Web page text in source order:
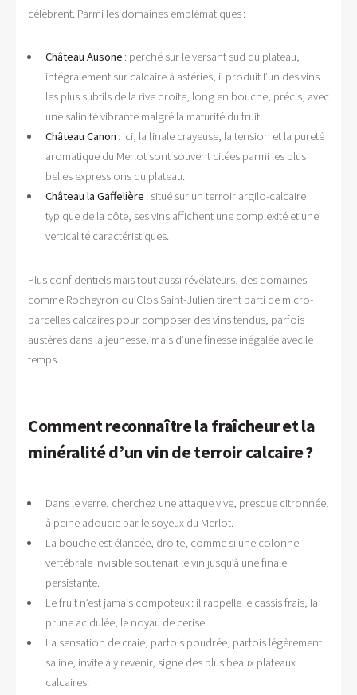
célèbrent. Parmi les domaines emblématiques :
Château Ausone : perché sur le versant sud du plateau,
intégralement sur calcaire à astéries, il produit l’un des vins
les plus subtils de la rive droite, long en bouche, précis, avec
une salinité vibrante malgré la maturité du fruit.
Château Canon : ici, la finale crayeuse, la tension et la pureté
aromatique du Merlot sont souvent citées parmi les plus
belles expressions du plateau.
Château la Gaffelière : situé sur un terroir argilo-calcaire
typique de la côte, ses vins affichent une complexité et une
verticalité caractéristiques.
Plus confidentiels mais tout aussi révélateurs, des domaines
comme Rocheyron ou Clos Saint-Julien tirent parti de micro-
parcelles calcaires pour composer des vins tendus, parfois
austères dans la jeunesse, mais d’une finesse inégalée avec le
temps.
Comment reconnaître la fraîcheur et la
minéralité d’un vin de terroir calcaire ?
Dans le verre, cherchez une attaque vive, presque citronnée,
à peine adoucie par le soyeux du Merlot.
La bouche est élancée, droite, comme si une colonne
vertébrale invisible soutenait le vin jusqu’à une finale
persistante.
Le fruit n’est jamais compoteux : il rappelle le cassis frais, la
prune acidulée, le noyau de cerise.
La sensation de craie, parfois poudrée, parfois légèrement
saline, invite à y revenir, signe des plus beaux plateaux
calcaires.